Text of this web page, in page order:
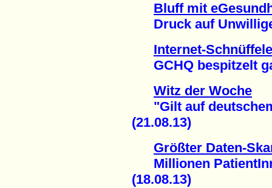
Bluff mit
Druck auf Unwillige
Internet-
GCHQ bespitzelt
Witz der Woche
"Gilt auf
(21.08.13)
Größter Daten-
Millionen
(18.08.13)